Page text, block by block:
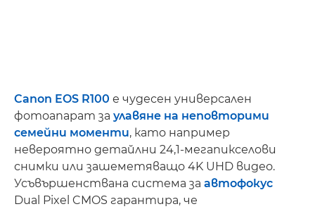
Canon EOS R100 е чудесен универсален
фотоапарат за улавяне на неповторими
семейни моменти, като например
невероятно детайлни 24,1-мегапикселови
снимки или зашеметяващо 4K UHD видео.
Усъвършенствана система за автофокус
Dual Pixel CMOS гарантира, че